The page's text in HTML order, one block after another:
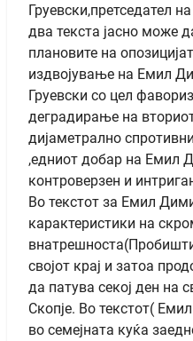
Груевски,претседател
два текста јасно може
плановите на
издвојување на Емил
Груевски со цел
деградирање на
дијаметрално
,едниот добар на Емил
контроверзен и
Во текстот за Емил
карактеристики на
својот крај и затоа
да патува секој ден на
Скопје. Во текстот(
во семејната куќа